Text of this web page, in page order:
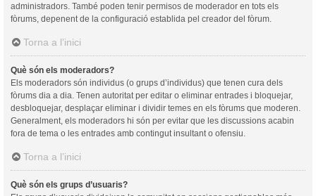
administradors. També poden tenir permisos de moderador en tots els
fòrums, depenent de la configuració establida pel creador del fòrum.
Torna a l’inici
Què són els moderadors?
Els moderadors són individus (o grups d’individus) que tenen cura dels
fòrums dia a dia. Tenen autoritat per editar o eliminar entrades i bloquejar,
desbloquejar, desplaçar eliminar i dividir temes en els fòrums que moderen.
Generalment, els moderadors hi són per evitar que les discussions acabin
fora de tema o les entrades amb contingut insultant o ofensiu.
Torna a l’inici
Què són els grups d’usuaris?